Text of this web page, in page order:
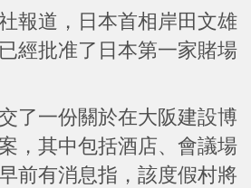
報道，日本首相岸田文雄
經批准了日本第一家賭場
了一份關於在大阪建設博
，其中包括酒店、會議場
前有消息指，該度假村將